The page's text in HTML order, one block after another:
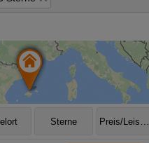
Sterne Preis/Leistung